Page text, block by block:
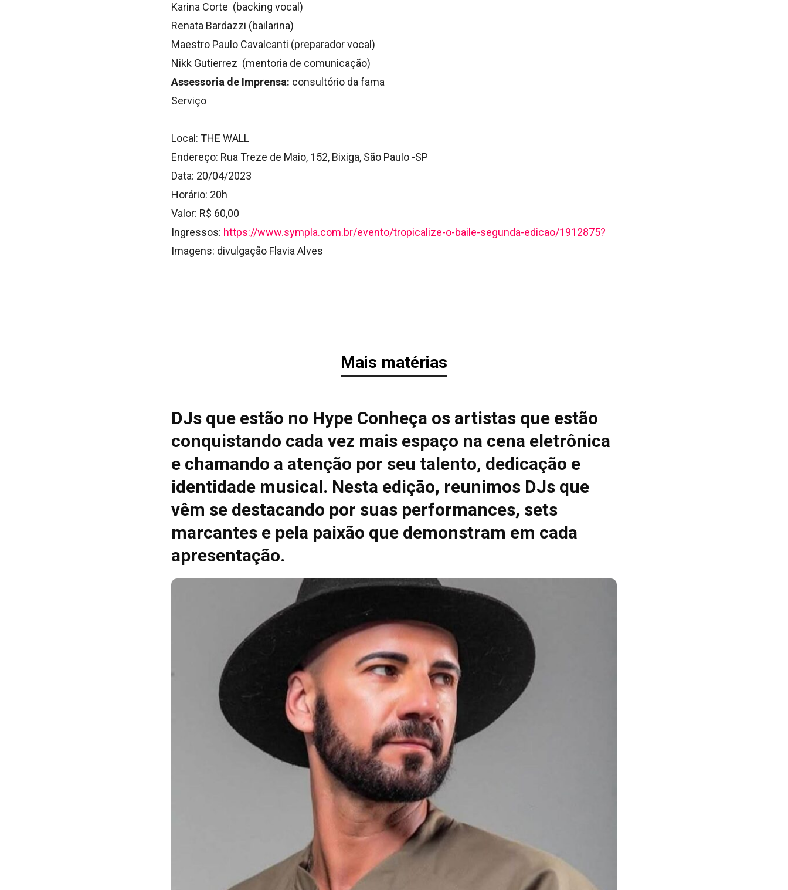
Karina Corte (backing vocal)
Renata Bardazzi (bailarina)
Maestro Paulo Cavalcanti (preparador vocal)
Nikk Gutierrez (mentoria de comunicação)
Assessoria de Imprensa: consultório da fama
Serviço
Local: THE WALL
Endereço: Rua Treze de Maio, 152, Bixiga, São Paulo -SP
Data: 20/04/2023
Horário: 20h
Valor: R$ 60,00
Ingressos: https://www.sympla.com.br/evento/tropicalize-o-baile-segunda-edicao/1912875?
Imagens: divulgação Flavia Alves
Mais matérias
DJs que estão no Hype Conheça os artistas que estão
conquistando cada vez mais espaço na cena eletrônica
e chamando a atenção por seu talento, dedicação e
identidade musical. Nesta edição, reunimos DJs que
vêm se destacando por suas performances, sets
marcantes e pela paixão que demonstram em cada
apresentação.